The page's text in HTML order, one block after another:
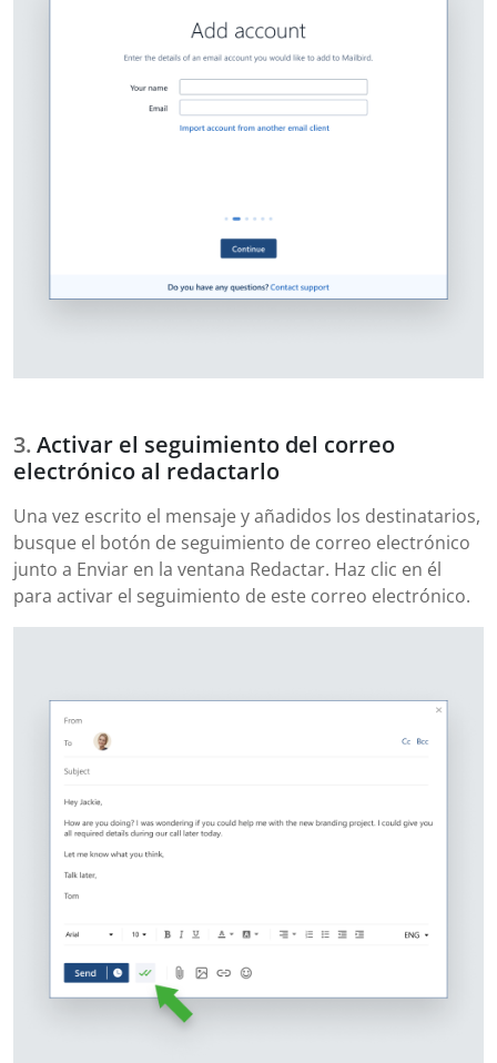
Activar el seguimiento del correo
electrónico al redactarlo
Una vez escrito el mensaje y añadidos los destinatarios,
busque el botón de seguimiento de correo electrónico
junto a Enviar en la ventana Redactar. Haz clic en él
para activar el seguimiento de este correo electrónico.